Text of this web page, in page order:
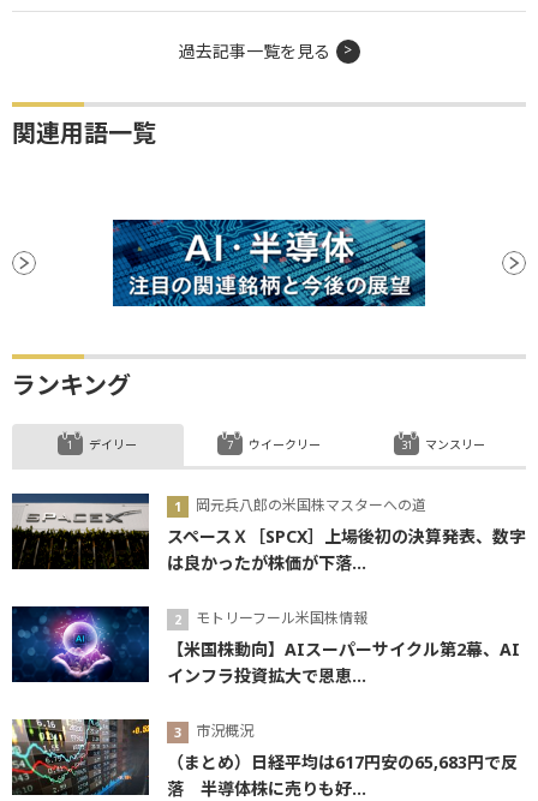
過去記事一覧を見る
関連用語一覧
ランキング
デイリー
岡元兵八郎の米国株マスターへの道
スペースＸ［SPCX］上場後初の決算発表、数字
は良かったが株価が下落...
モトリーフール米国株情報
【米国株動向】AIスーパーサイクル第2幕、AI
インフラ投資拡大で恩恵...
市況概況
（まとめ）日経平均は617円安の65,683円で反
落 半導体株に売りも好...
ウイークリー マンスリー